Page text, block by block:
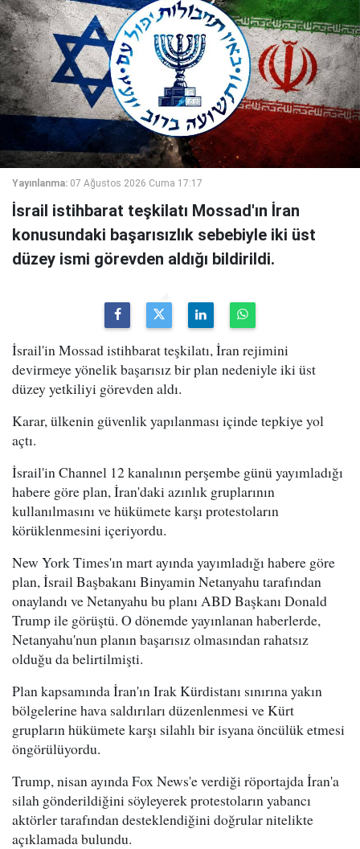
Yayınlanma: 07 Ağustos 2026 Cuma 17:17
İsrail istihbarat teşkilatı Mossad'ın İran
konusundaki başarısızlık sebebiyle iki üst
düzey ismi görevden aldığı bildirildi.
İsrail'in Mossad istihbarat teşkilatı, İran rejimini
devirmeye yönelik başarısız bir plan nedeniyle iki üst
düzey yetkiliyi görevden aldı.
Karar, ülkenin güvenlik yapılanması içinde tepkiye yol
açtı.
İsrail'in Channel 12 kanalının perşembe günü yayımladığı
habere göre plan, İran'daki azınlık gruplarının
kullanılmasını ve hükümete karşı protestoların
körüklenmesini içeriyordu.
New York Times'ın mart ayında yayımladığı habere göre
plan, İsrail Başbakanı Binyamin Netanyahu tarafından
onaylandı ve Netanyahu bu planı ABD Başkanı Donald
Trump ile görüştü. O dönemde yayınlanan haberlerde,
Netanyahu'nun planın başarısız olmasından rahatsız
olduğu da belirtilmişti.
Plan kapsamında İran'ın Irak Kürdistanı sınırına yakın
bölgelerine hava saldırıları düzenlenmesi ve Kürt
grupların hükümete karşı silahlı bir isyana öncülük etmesi
öngörülüyordu.
Trump, nisan ayında Fox News'e verdiği röportajda İran'a
silah gönderildiğini söyleyerek protestoların yabancı
aktörler tarafından desteklendiğini doğrular nitelikte
açıklamada bulundu.